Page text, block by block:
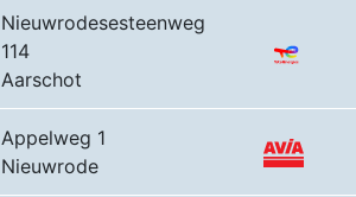
Nieuwrodesesteenweg
114
Aarschot
Appelweg 1
Nieuwrode